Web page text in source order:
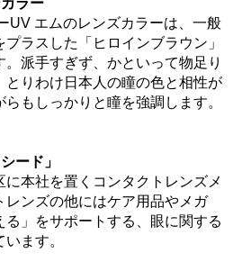
ラー
UV エムのレンズカラーは、一般
ラスした「ヒロインブラウン」
派手すぎず、かといって物足り
とりわけ日本人の瞳の色と相性が
もしっかりと瞳を強調します。
ード」
に本社を置くコンタクトレンズメ
レンズの他にはケア用品やメガ
」をサポートする、眼に関する
ます。